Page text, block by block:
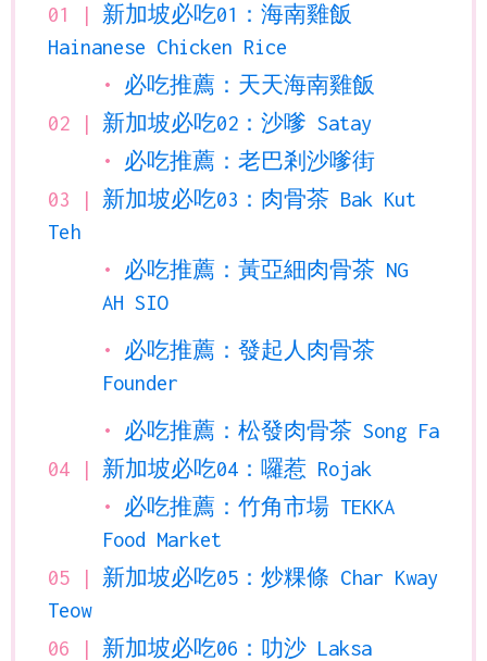
新加坡必吃01：海南雞飯
Hainanese Chicken Rice
必吃推薦：天天海南雞飯
新加坡必吃02：沙嗲 Satay
必吃推薦：老巴剎沙嗲街
新加坡必吃03：肉骨茶 Bak Kut
Teh
必吃推薦：黃亞細肉骨茶 NG
AH SIO
必吃推薦：發起人肉骨茶
Founder
必吃推薦：松發肉骨茶 Song Fa
新加坡必吃04：囉惹 Rojak
必吃推薦：竹角市場 TEKKA
Food Market
新加坡必吃05：炒粿條 Char Kway
Teow
新加坡必吃06：叻沙 Laksa